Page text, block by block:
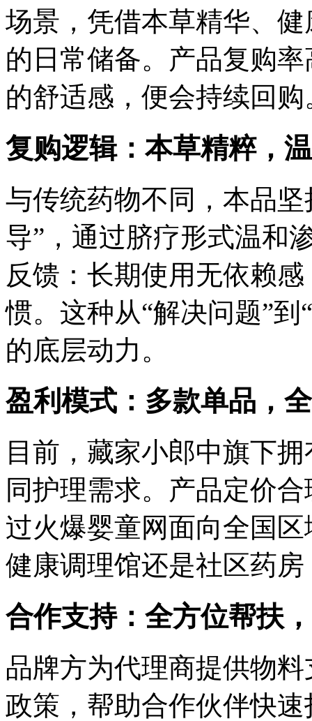
场景，凭借本草精华、
的日常储备。产品复购
的舒适感，便会持续回购
复购逻辑：本草精粹，
与传统药物不同，本品
导”，通过脐疗形式温和
反馈：长期使用无依赖
惯。这种从“解决问题”
的底层动力。
盈利模式：多款单品，
目前，藏家小郎中旗下
同护理需求。产品定价
过火爆婴童网面向全国
健康调理馆还是社区药
合作支持：全方位帮扶
品牌方为代理商提供物
政策，帮助合作伙伴快